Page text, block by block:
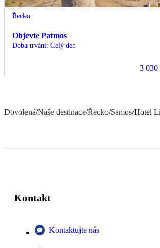
Řecko
Objevte Patmos
Doba trvání: Celý den
3
Dovolená/Naše destinace/Řecko/Samos/Hotel
Kontakt
Kontaktujte nás